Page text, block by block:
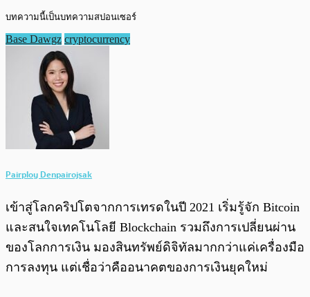
บทความนี้เป็นบทความสปอนเซอร์
Base Dawgz cryptocurrency
Pairploy Denpairojsak
เข้าสู่โลกคริปโตจากการเทรดในปี 2021 เริ่มรู้จัก Bitcoin
และสนใจเทคโนโลยี Blockchain รวมถึงการเปลี่ยนผ่าน
ของโลกการเงิน มองสินทรัพย์ดิจิทัลมากกว่าแค่เครื่องมือ
การลงทุน แต่เชื่อว่าคืออนาคตของการเงินยุคใหม่